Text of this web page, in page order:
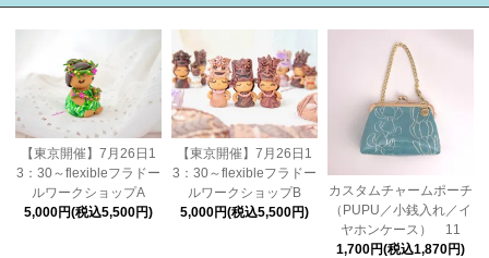
【東京開催】7月26日1
3：30～flexibleフラドー
ルワークショップA
5,000円(税込5,500円)
【東京開催】7月26日1
3：30～flexibleフラドー
ルワークショップB
5,000円(税込5,500円)
カスタムチャームポーチ
（PUPU／小銭入れ／イ
ヤホンケース） 11
1,700円(税込1,870円)